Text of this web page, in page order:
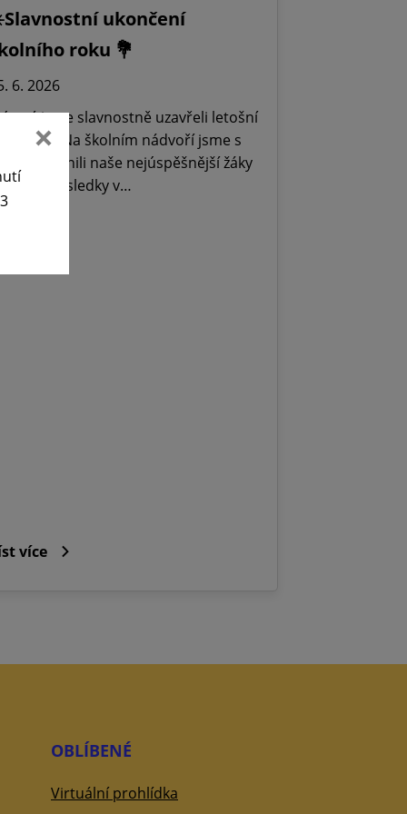
ukončení
roku 💐
6. 2026
jsme slavnostně uzavřeli letošní
rok. Na školním nádvoří jsme s
ocenili naše nejúspěšnější žáky
skvělé výsledky v…
více
OBLÍBENÉ
Virtuální prohlídka